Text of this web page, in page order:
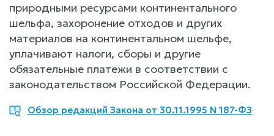
природными ресурсами континентального
шельфа, захоронение отходов и других
материалов на континентальном шельфе,
уплачивают налоги, сборы и другие
обязательные платежи в соответствии с
законодательством Российской Федерации.
Обзор редакций Закона от 30.11.1995 N 187-ФЗ